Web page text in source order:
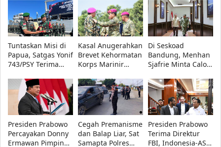
Bandung, 560
Siswa Ikuti MPLS
2026
Rumah Dinas
Prajurit dan Tata
Kelola Persediaan
Transparan dan
Bebas Konflik
Kepentingan
Tuntaskan Misi di
Papua, Satgas Yonif
743/PSY Terima
Pangdam
XVII/Cenderawasih
Kasal Anugerahkan
Brevet Kehormatan
Korps Marinir
Sjafrie, Kasad,
Kasau, dan
Wapang TNI
Di Seskoad
Bandung, Menhan
Sjafrie Minta Calon
Siap Hadapi
Perang Informasi
Presiden Prabowo
Percayakan Donny
Ermawan Pimpin
Cegah Premanisme
dan Balap Liar, Sat
Samapta Polres
Presiden Prabowo
Terima Direktur
FBI, Indonesia-AS